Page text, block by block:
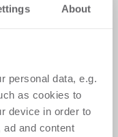
About
personal data, e.g.
as cookies to
device in order to
and content